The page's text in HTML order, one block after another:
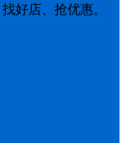
好店、抢优惠。